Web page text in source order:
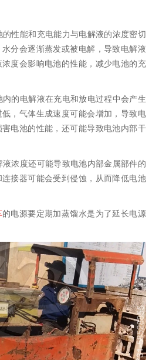
性能和充电能力与电解液的浓度密切
分会逐渐蒸发或被电解，导致电解液
度会影响电池的性能，减少电池的充
内的电解液在充电和放电过程中会产生
，气体生成速度可能会增加，导致电
电池的性能，还可能导致电池内部干
液浓度还可能导致电池内部金属部件的
接器可能会受到侵蚀，从而降低电池
的电源要定期加蒸馏水是为了延长电源